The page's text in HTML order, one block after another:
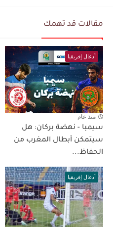
مقالات قد تهمك
أدغال إفريقيا
منذ عام
سيمبا - نهضة بركان: هل
سيتمكن أبطال المغرب من
الحفاظ...
أدغال إفريقيا